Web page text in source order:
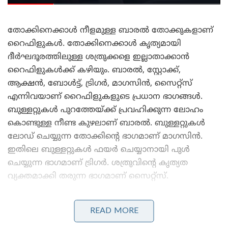
തോക്കിനെക്കാൾ നീളമുള്ള ബാരൽ തോക്കുകളാണ്
റൈഫിളുകൾ. തോക്കിനെക്കാൾ കൃത്യമായി
ദീർഘദൂരത്തിലുള്ള ശത്രുക്കളെ ഇല്ലാതാക്കാൻ
റൈഫിളുകൾക്ക് കഴിയും. ബാരൽ, സ്റ്റോക്ക്,
ആക്ഷൻ, ബോൾട്ട്, ട്രിഗർ, മാഗസിൻ, സൈറ്റ്സ്
എന്നിവയാണ് റൈഫിളുകളുടെ പ്രധാന ഭാഗങ്ങൾ.
ബുള്ളറ്റുകൾ പുറത്തേയ്ക്ക് പ്രവഹിക്കുന്ന ലോഹം
കൊണ്ടുള്ള നീണ്ട കുഴലാണ് ബാരൽ. ബുള്ളറ്റുകൾ
ലോഡ് ചെയ്യുന്ന തോക്കിന്റെ ഭാഗമാണ് മാഗസിൻ.
ഇതിലെ ബുള്ളറ്റുകൾ ഫയർ ചെയ്യാനായി പുൾ
ചെയ്യുന്ന ഭാഗമാണ് ട്രിഗർ. ശത്രുവിന്റെ കൃത്യത
വ്യക്തമാക്കി തരുന്ന ഭാഗമാണ് സൈറ്റ്സ്.
Stories you may likeREAD MORE